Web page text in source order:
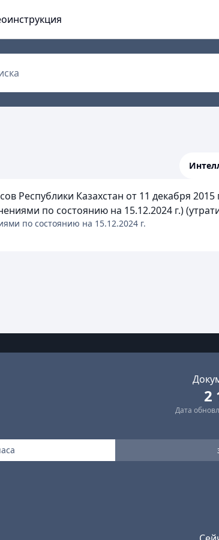
Республики Казахстан от 11 декабря
по состоянию на 15.12.2024 г.)
по состоянию на 15.12.2024 г.
2
Дата